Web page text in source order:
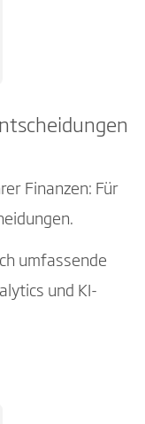
Finanzen: Für
umfassende
und KI-